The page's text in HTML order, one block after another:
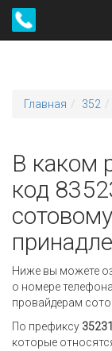
Главная 352
В каком
код
Ниже вы можете
о номере
провайдерам
По префиксу
которые